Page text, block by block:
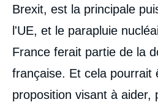
Brexit, est la principale
l'UE, et le parapluie
France ferait partie de la
française. Et cela pourrait
proposition visant à aider,